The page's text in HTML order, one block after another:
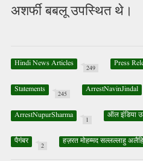
अशर्फी बबलू उपस्थित थे।
Hindi News Articles 249 Press
Statements 245 ArrestNavinJindal
ArrestNupurSharma 1 ऑल इंडिया
पैगंबर 2 हज़रत मोहम्मद सल्लल्लाहु